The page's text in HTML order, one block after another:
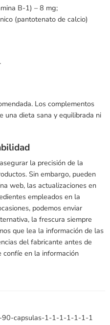
B-1) – 8 mg;
(pantotenato de calcio)
Los complementos
una dieta sana y equilibrada ni
la precisión de la
Sin embargo, pueden
web, las actualizaciones en
empleados en la
podemos enviar
la frescura siempre
que lea la información de las
del fabricante antes de
confíe en la información
90-capsulas-1-1-1-1-1-1-1